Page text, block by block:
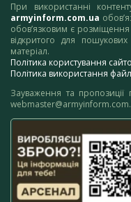
При використанні
armyinform.com.ua
обов’язковим є
відкритого для
матеріал.
Політика користування
Політика використання
Зауваження та